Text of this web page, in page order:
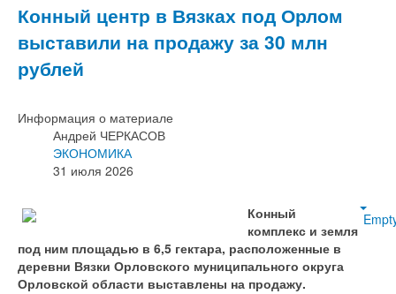
Конный центр в Вязках под Орлом
выставили на продажу за 30 млн
рублей
Информация о материале
Андрей ЧЕРКАСОВ
ЭКОНОМИКА
31 июля 2026
Конный
комплекс и земля
под ним площадью в 6,5 гектара, расположенные в
деревни Вязки Орловского муниципального округа
Орловской области выставлены на продажу.